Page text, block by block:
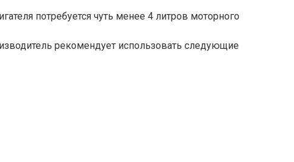
потребуется чуть менее 4 литров моторного
рекомендует использовать следующие